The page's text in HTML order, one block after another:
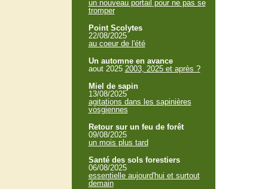
un nouveau portail pour ne pas se
tromper
Point Scolytes
22/08/2025
au coeur de l'été
Un automne en avance
aout 2025 2003, 2025 et après ?
Miel de sapin
13/08/2025
agitations dans les sapinières
vosgiennes
Retour sur un feu de forêt
09/08/2025
un mois plus tard
Santé des sols forestiers
06/08/2025
essentielle aujourd'hui et surtout
demain